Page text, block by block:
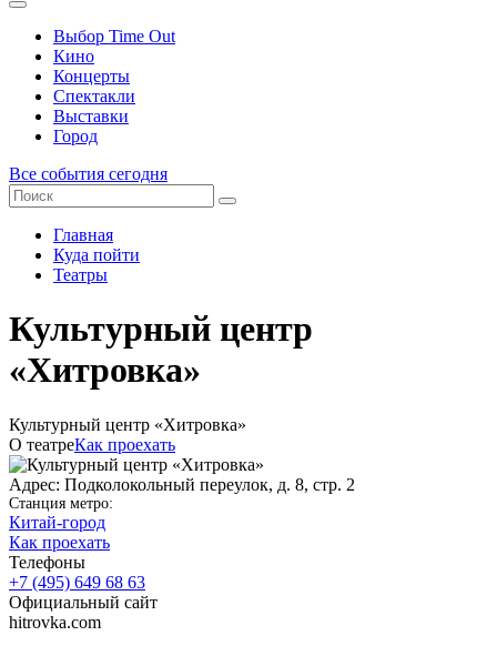
Выбор Time Out
Кино
Концерты
Спектакли
Выставки
Город
Все события сегодня
Главная
Куда пойти
Театры
Культурный центр
«Хитровка»
Культурный центр «Хитровка»
О театреКак проехать
Адрес: Подколокольный переулок, д. 8, стр. 2
Станция метро:
Китай-город
Как проехать
Телефоны
+7 (495) 649 68 63
Официальный сайт
hitrovka.com